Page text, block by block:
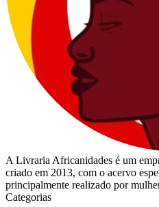
A Livraria Africanidades é um
criado em 2013, com o acervo
principalmente realizado por
Categorias